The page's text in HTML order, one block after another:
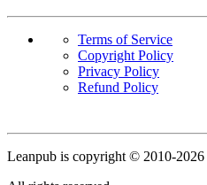
Terms of Service
Copyright Policy
Privacy Policy
Refund Policy
Leanpub is copyright © 2010-2026